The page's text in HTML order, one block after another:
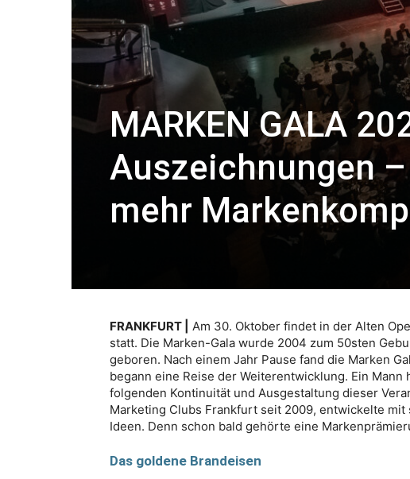
MARKEN GALA
Auszeichnungen
mehr
FRANKFURT |
Am 30. Oktober findet in der Alten
statt. Die Marken-Gala wurde 2004 zum 50sten
geboren. Nach einem Jahr Pause fand die Marken
begann eine Reise der Weiterentwicklung. Ein
folgenden Kontinuität und Ausgestaltung dieser
Marketing Clubs Frankfurt seit 2009, entwickelte
Ideen. Denn schon bald gehörte eine
Das goldene Brandeisen